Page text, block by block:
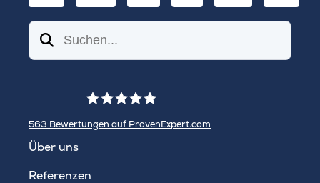
Suchen
563 Bewertungen auf ProvenExpert.com
Über uns
Referenzen